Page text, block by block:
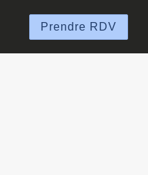
Prendre RDV